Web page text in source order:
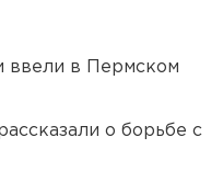
ввели в Пермском
о борьбе с